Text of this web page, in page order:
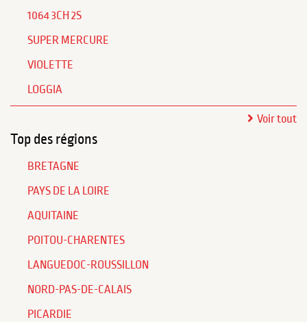
1064 3CH 2S
SUPER MERCURE
VIOLETTE
LOGGIA
Voir tout
Top des régions
BRETAGNE
PAYS DE LA LOIRE
AQUITAINE
POITOU-CHARENTES
LANGUEDOC-ROUSSILLON
NORD-PAS-DE-CALAIS
PICARDIE